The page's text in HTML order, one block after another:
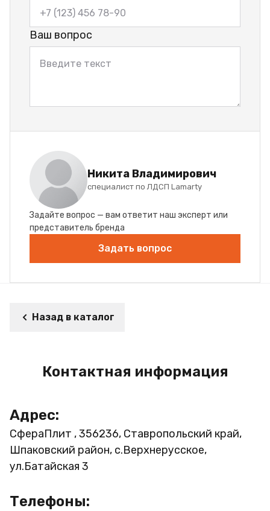
Ваш вопрос
Никита Владимирович
специалист по ЛДСП Lamarty
Задайте вопрос — вам ответит наш эксперт или
представитель бренда
Задать вопрос
Назад в каталог
Контактная информация
Адрес:
СфераПлит , 356236, Ставропольский край,
Шпаковский район, с.Верхнерусское,
ул.Батайская 3
Телефоны: